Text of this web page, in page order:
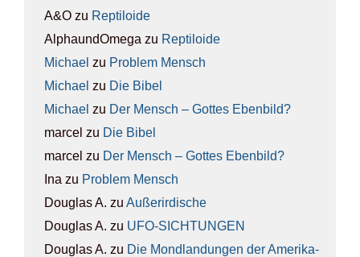
A&O zu Rep­ti­lo­ide
AlphaundOmega zu Rep­ti­lo­ide
Michael zu Pro­blem Mensch
Michael zu Die Bibel
Michael zu Der Mensch – Got­tes Eben­bild?
marcel zu Die Bibel
marcel zu Der Mensch – Got­tes Eben­bild?
Ina zu Pro­blem Mensch
Douglas A. zu Außer­ir­di­sche
Douglas A. zu UFO-SICH­TUN­GEN
Douglas A. zu Die Mond­lan­dun­gen der Ame­ri­ka­